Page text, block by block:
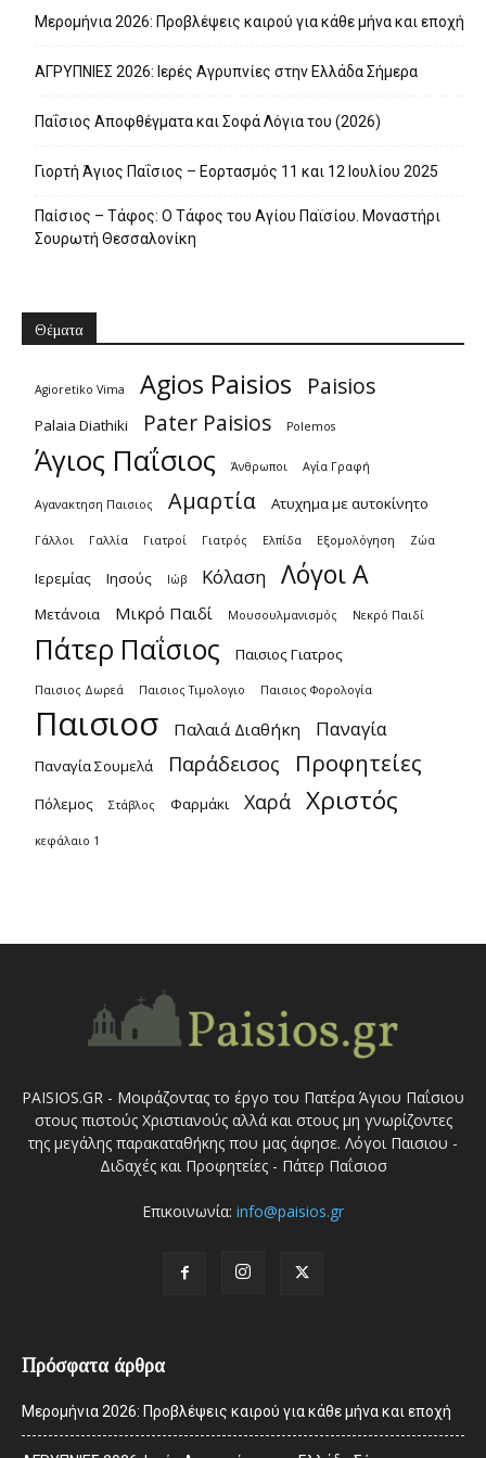
Μερομήνια 2026: Προβλέψεις καιρού για κάθε μήνα και εποχή
ΑΓΡΥΠΝΙΕΣ 2026: Ιερές Αγρυπνίες στην Ελλάδα Σήμερα
Παΐσιος Αποφθέγματα και Σοφά Λόγια του (2026)
Γιορτή Άγιος Παΐσιος – Εορτασμός 11 και 12 Ιουλίου 2025
Παίσιος – Τάφος: Ο Τάφος του Αγίου Παϊσίου. Μοναστήρι
Σουρωτή Θεσσαλονίκη
Θέματα
Agioretiko Vima Agios Paisios Paisios
Palaia Diathiki Pater Paisios Polemos
Άγιος Παΐσιος Άνθρωποι Αγία Γραφή
Αγανακτηση Παισιος Αμαρτία Ατυχημα με αυτοκίνητο
Γάλλοι Γαλλία Γιατροί Γιατρός Ελπίδα Εξομολόγηση Ζώα
Ιερεμίας Ιησούς Ιώβ Κόλαση Λόγοι Α
Μετάνοια Μικρό Παιδί Μουσουλμανισμός Νεκρό Παιδί
Πάτερ Παΐσιος Παισιος Γιατρος
Παισιος Δωρεά Παισιος Τιμολογιο Παισιος Φορολογία
Παισιοσ Παλαιά Διαθήκη Παναγία
Παναγία Σουμελά Παράδεισος Προφητείες
Πόλεμος Στάβλος Φαρμάκι Χαρά Χριστός
κεφάλαιο 1
PAISIOS.GR - Μοιράζοντας το έργο του Πατέρα Άγιου Παΐσιου
στους πιστούς Χριστιανούς αλλά και στους μη γνωρίζοντες
της μεγάλης παρακαταθήκης που μας άφησε. Λόγοι Παισιου -
Διδαχές και Προφητείες - Πάτερ Παΐσιοσ
Επικοινωνία: info@paisios.gr
Πρόσφατα άρθρα
Μερομήνια 2026: Προβλέψεις καιρού για κάθε μήνα και εποχή